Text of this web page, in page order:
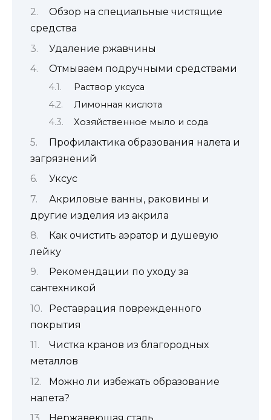
Обзор на специальные чистящие
средства
Удаление ржавчины
Отмываем подручными средствами
Раствор уксуса
Лимонная кислота
Хозяйственное мыло и сода
Профилактика образования налета и
загрязнений
Уксус
Акриловые ванны, раковины и
другие изделия из акрила
Как очистить аэратор и душевую
лейку
Рекомендации по уходу за
сантехникой
Реставрация поврежденного
покрытия
Чистка кранов из благородных
металлов
Можно ли избежать образование
налета?